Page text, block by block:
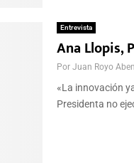
Entrevista
Ana Llopis,
Por Juan Royo
«La innovación
Presidenta no